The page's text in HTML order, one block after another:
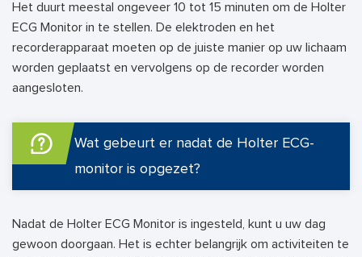
Het duurt meestal ongeveer 10 tot 15 minuten om de Holter
ECG Monitor in te stellen. De elektroden en het
recorderapparaat moeten op de juiste manier op uw lichaam
worden geplaatst en vervolgens op de recorder worden
aangesloten.
Wat gebeurt er nadat de Holter ECG-
monitor is opgezet?
Nadat de Holter ECG Monitor is ingesteld, kunt u uw dag
gewoon doorgaan. Het is echter belangrijk om activiteiten te